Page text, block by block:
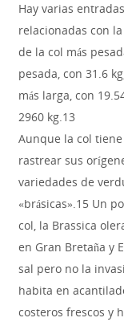
Hay varias
relacionadas con
de la col más
pesada, con 31.6
más larga, con
2960 kg.13
Aunque la col
rastrear sus
variedades de
«brásicas».15 Un
col, la Brassica
en Gran Bretaña y
sal pero no la
habita en
costeros frescos y